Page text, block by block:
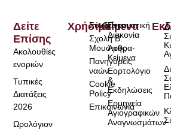
Χρήσιμα
Σύνδεσμοι
Σχολή Β.
Μουσικής
Πανηγύρεις
ναών
Cookie
Policy
Επικοινωνία
Κείμενα
Πνευματική
Διακονία
Άρθρα-
Κείμενα
Εορτολόγιο
&
Εκδηλώσεις
Ερμηνεία
Αγιογραφικών
Αναγνωσμάτων
Δείτε
Επίσης
Ακολουθίες
ενοριών
Τυπικές
Διατάξεις
2026
Ωρολόγιον